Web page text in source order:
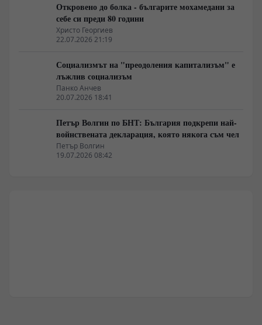
Откровено до болка - българите мохамедани за
себе си преди 80 години
Христо Георгиев
22.07.2026 21:19
Социализмът на "преодоления капитализъм" е
лъжлив социализъм
Панко Анчев
20.07.2026 18:41
Петър Волгин по БНТ: България подкрепи най-
войнствената декларация, която някога съм чел
Петър Волгин
19.07.2026 08:42